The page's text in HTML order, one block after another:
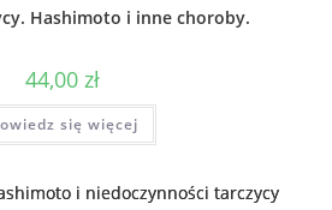
Hashimoto i inne choroby.
44,00 zł
się więcej